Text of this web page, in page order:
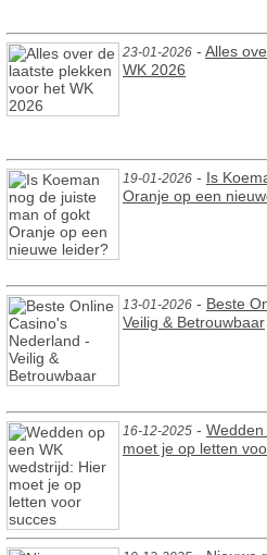
23-01-2026 - Alles
WK 2026
19-01-2026 - Is
Oranje op een
13-01-2026 - Beste
Veilig & Betrouwbaar
16-12-2025 -
moet je op letten